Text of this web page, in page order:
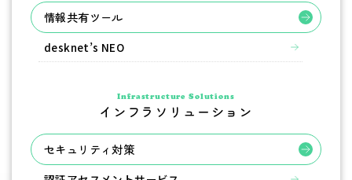
情報共有ツール
desknet’s NEO
Infrastructure Solutions
インフラソリューション
セキュリティ対策